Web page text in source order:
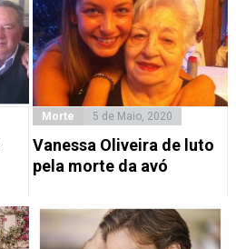
Morte 5 de Maio, 2020
Vanessa Oliveira de luto
pela morte da avó